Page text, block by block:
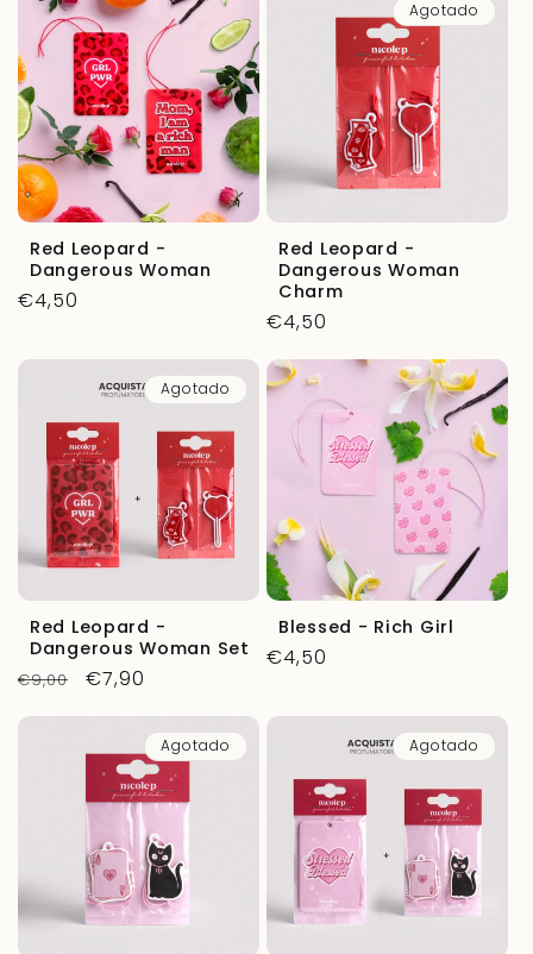
Red Leopard -
Dangerous Woman
Precio
€4,50
Agotado
Red Leopard -
Dangerous Woman
Charm
Precio
€4,50
Agotado
Red Leopard -
Dangerous Woman Set
Precio
€9,00
Precio
oferta
€7,90
Blessed - Rich Girl
Precio
€4,50
Agotado Agotado